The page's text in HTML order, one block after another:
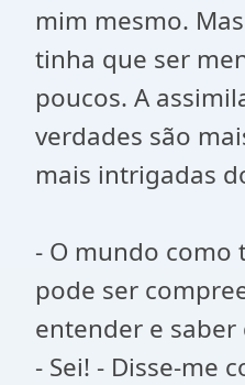
mim mesmo.
tinha que ser
poucos. A
verdades são
mais intrigadas
- O mundo como
pode ser
entender e saber
- Sei! - Disse-me